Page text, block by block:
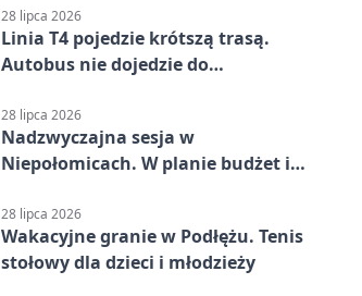
28 lipca 2026
Linia T4 pojedzie krótszą trasą.
Autobus nie dojedzie do
28 lipca 2026
Nadzwyczajna sesja w
Niepołomicach. W planie budżet i
28 lipca 2026
Wakacyjne granie w Podłężu. Tenis
stołowy dla dzieci i młodzieży